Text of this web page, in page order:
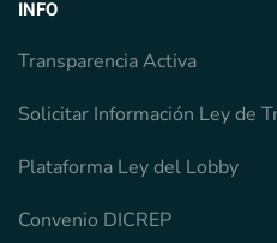
INFO
Transparencia Activa
Solicitar Información Ley de
Plataforma Ley del Lobby
Convenio DICREP